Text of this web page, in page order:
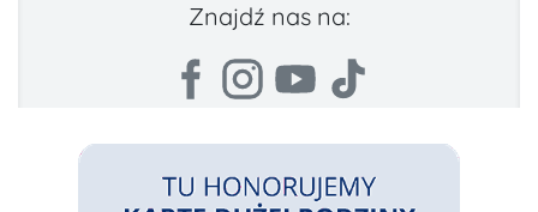
Znajdź nas na: